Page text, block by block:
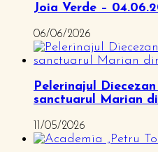
Joia Verde –
06/06/2026
Pelerinajul
sanctuarul Marian
11/05/2026